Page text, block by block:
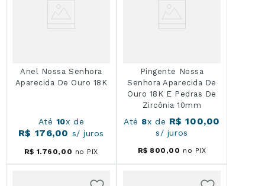
Anel Nossa Senhora
Aparecida De Ouro 18K
Até 10x de
R$ 176,00 s/ juros
R$ 1.760, 00 no PIX
Pingente Nossa
Senhora Aparecida De
Ouro 18K E Pedras De
Zircônia 10mm
Até 8x de R$ 100,00
s/ juros
R$ 800 ,00 no PIX